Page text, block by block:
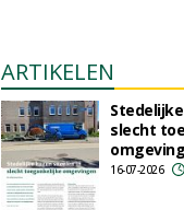
ARTIKELEN
slecht
16-07-2026